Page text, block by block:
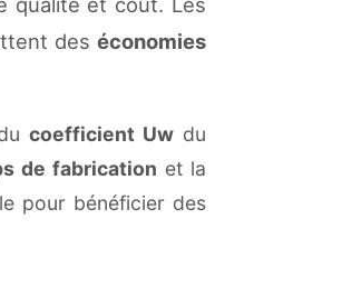
deséconomies
ducoefficient Uw du
de fabrication et la
pour bénéficier des